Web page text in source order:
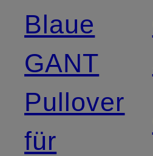
Blaue
GANT
Pullover
für